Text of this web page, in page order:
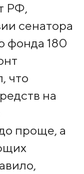
РФ,
сенатора
фонда 180
что
на
проще, а